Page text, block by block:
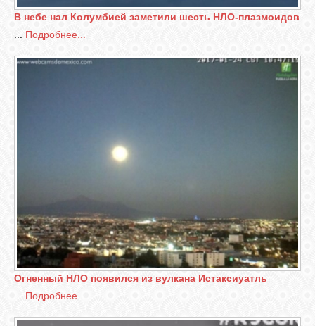
В небе нал Колумбией заметили шесть НЛО-плазмоидов
... Подробнее...
Огненный НЛО появился из вулкана Истаксиуатль
Подробнее...